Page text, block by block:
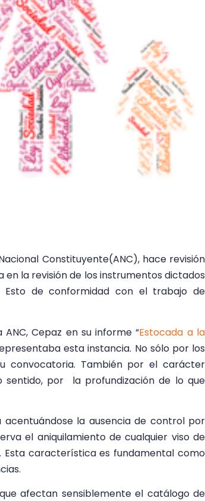
Constituyente(ANC), hace revisión
la revisión de los instrumentos dictados
de conformidad con el trabajo de
Cepaz en su informe “Estocada a la
esta instancia. No sólo por los
convocatoria. También por el carácter
sentido, por la profundización de lo que
acentuándose la ausencia de control por
el aniquilamiento de cualquier viso de
Esta característica es fundamental como
afectan sensiblemente el catálogo de